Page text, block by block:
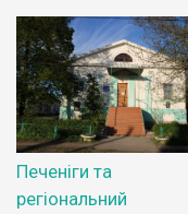
Печеніги та
регіональний